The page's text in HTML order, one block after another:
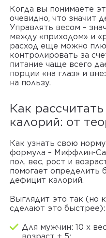
Когда вы понимаете
очевидно, что значит
Управлять весом –
между «приходом» и
расход еще можно
контролировать за
питание чаще всего
порции «на глаз» и
на пользу.
Как
калорий: от
Как узнать свою
формула – Миффлин-
пол, вес, рост и
помогает определить
дефицит калорий.
Выглядит это так (но
сделают это быстрее):
Для мужчин: 10 х